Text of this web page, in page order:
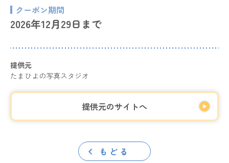
クーポン期間
2026年12月29日まで
提供元
たまひよの写真スタジオ
提供元のサイトへ
もどる